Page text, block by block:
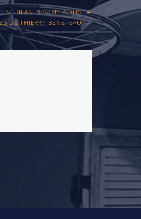
ENFANTS SUSPENDUS
DE THIERRY BÉNÉTEAU
→